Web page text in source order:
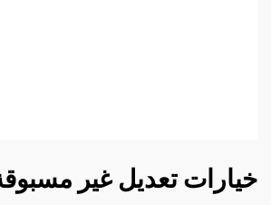
خيارات تعديل غير